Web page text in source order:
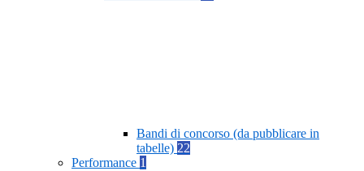
Bandi di concorso (da pubblicare in
tabelle) 22
Performance 1